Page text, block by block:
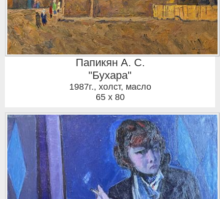
Папикян А. С.
"Бухара"
1987г., холст, масло
65 x 80